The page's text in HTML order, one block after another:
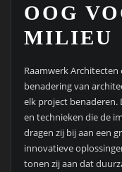
OOG
MILIEU
Raamwerk
benadering van
elk project benaderen.
en technieken die de
dragen zij bij aan een
innovatieve
tonen zij aan dat